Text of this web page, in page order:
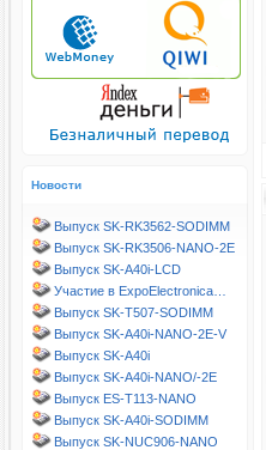
Новости
Выпуск SK-RK3562-SODIMM
Выпуск SK-RK3506-NANO-2E
Выпуск SK-A40i-LCD
Участие в ExpoElectronica…
Выпуск SK-T507-SODIMM
Выпуск SK-A40i-NANO-2E-V
Выпуск SK-A40i
Выпуск SK-A40i-NANO/-2E
Выпуск ES-T113-NANO
Выпуск SK-A40i-SODIMM
Выпуск SK-NUC906-NANO